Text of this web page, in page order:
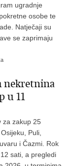
ugradnje
osobe te
Natječaji su
se zaprimaju
nekretnina
u 11
za zakup 25
Puli,
i Čazmi. Rok
sati, a pregledi